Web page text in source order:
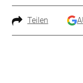
Teilen